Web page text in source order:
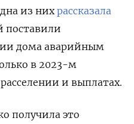
из нихрассказала
поставили
дома аварийным
в 2023-м
и выплатах.
получила это